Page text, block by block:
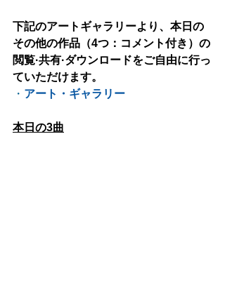
下記のアートギャラリーより、本日の
その他の作品（4つ：コメント付き）の
閲覧·共有·ダウンロードをご自由に行っ
ていただけます。
・ アート・ギャラリー
本日の3曲